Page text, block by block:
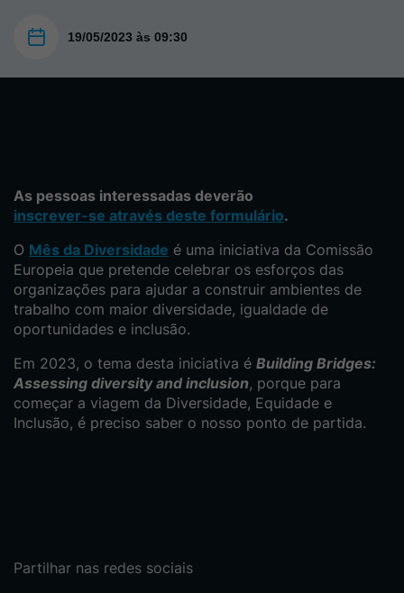
19/05/2023 às 09:30
As pessoas interessadas deverão
inscrever-se através deste formulário.
O Mês da Diversidade é uma iniciativa da Comissão
Europeia que pretende celebrar os esforços das
organizações para ajudar a construir ambientes de
trabalho com maior diversidade, igualdade de
oportunidades e inclusão.
Em 2023, o tema desta iniciativa é Building Bridges:
Assessing diversity and inclusion, porque para
começar a viagem da Diversidade, Equidade e
Inclusão, é preciso saber o nosso ponto de partida.
Partilhar nas redes sociais